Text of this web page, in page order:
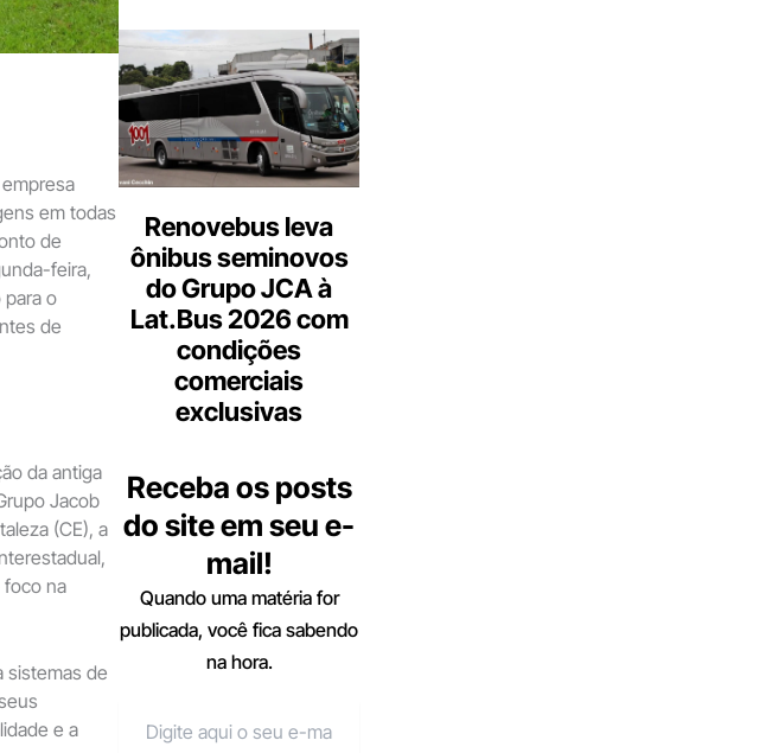
em todas
de
feira,
para o
de
da antiga
Jacob
(CE), a
foco na
sistemas de
e a
Renovebus leva
ônibus seminovos
do Grupo JCA à
Lat.Bus 2026 com
condições
comerciais
exclusivas
Receba os posts
do site em seu e-
mail!
Quando uma matéria for
publicada, você fica sabendo
na hora.